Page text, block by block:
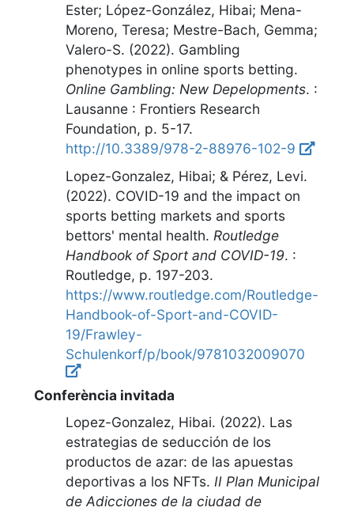
Ester; López-González, Hibai; Mena-
Moreno, Teresa; Mestre-Bach, Gemma;
Valero-S. (2022). Gambling
phenotypes in online sports betting.
Online Gambling: New Depelopments. :
Lausanne : Frontiers Research
Foundation, p. 5-17.
http://10.3389/978-2-88976-102-9
Lopez-Gonzalez, Hibai; & Pérez, Levi.
(2022). COVID-19 and the impact on
sports betting markets and sports
bettors' mental health. Routledge
Handbook of Sport and COVID-19. :
Routledge, p. 197-203.
https://www.routledge.com/Routledge-
Handbook-of-Sport-and-COVID-
19/Frawley-
Schulenkorf/p/book/9781032009070
Conferència invitada
Lopez-Gonzalez, Hibai. (2022). Las
estrategias de seducción de los
productos de azar: de las apuestas
deportivas a los NFTs. II Plan Municipal
de Adicciones de la ciudad de